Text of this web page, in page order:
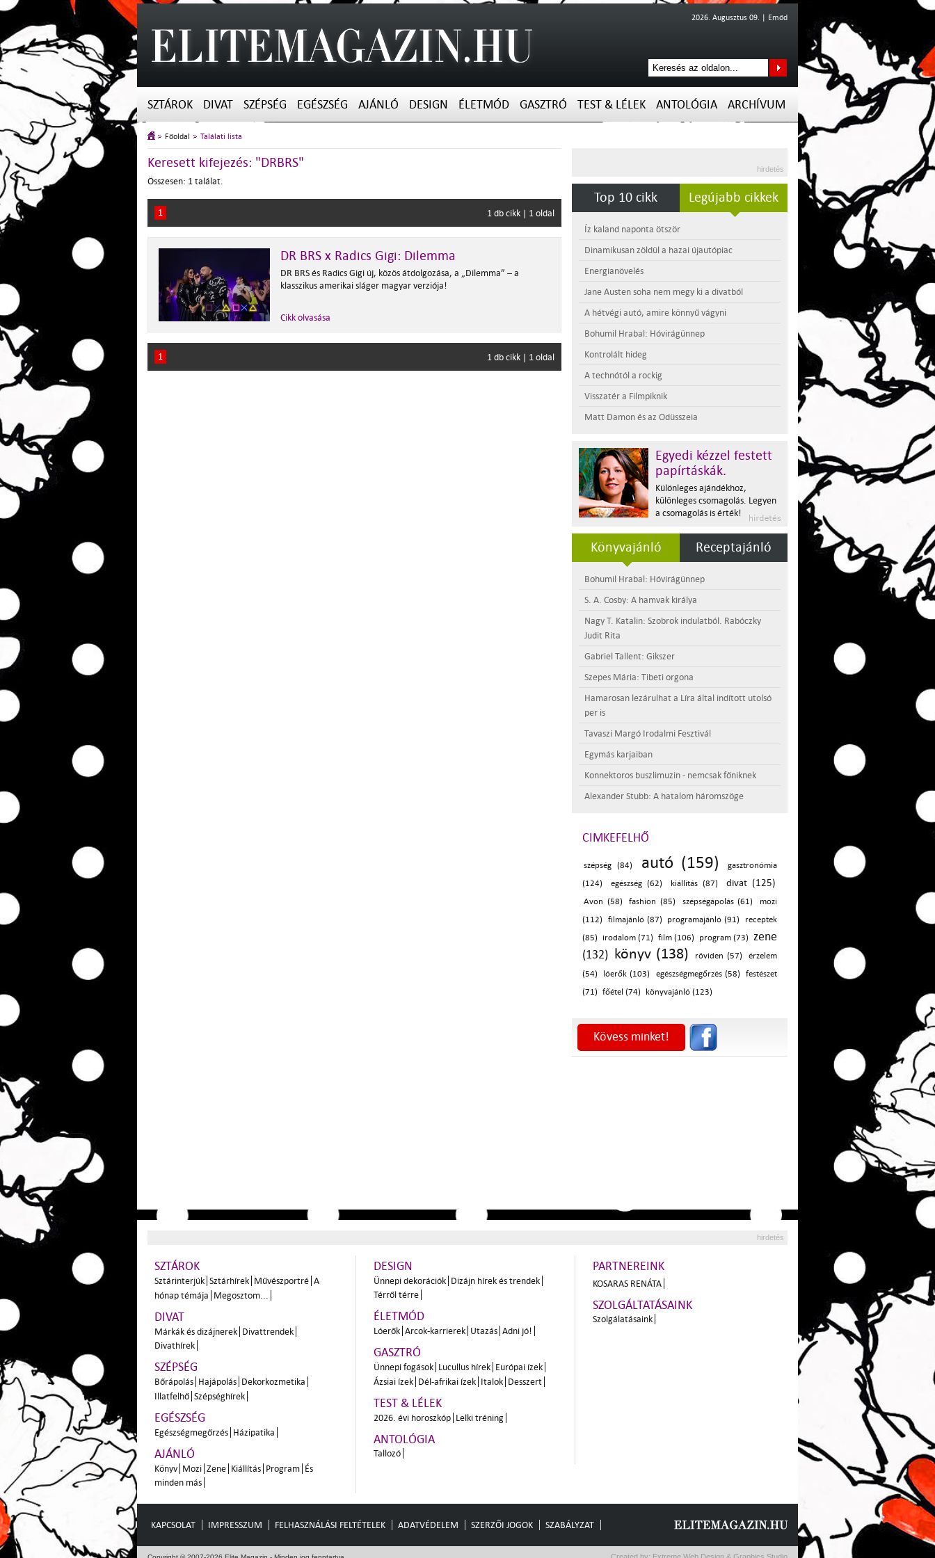
2026. Augusztus 09. | Emőd
SZTÁROK DIVAT SZÉPSÉG EGÉSZSÉG AJÁNLÓ DESIGN ÉLETMÓD GASZTRÓ TEST & LÉLEK ANTOLÓGIA ARCHÍVUM
Főoldal Találati lista
Keresett kifejezés: "DRBRS"
Összesen: 1 találat.
1 1 db cikk | 1 oldal
DR BRS x Radics Gigi: Dilemma
DR BRS és Radics Gigi új, közös átdolgozása, a „Dilemma” – a
klasszikus amerikai sláger magyar verziója!
Cikk olvasása
1 1 db cikk | 1 oldal
hirdetés
Top 10 cikk Legújabb cikkek
Íz kaland naponta ötször
Dinamikusan zöldül a hazai újautópiac
Energianövelés
Jane Austen soha nem megy ki a divatból
A hétvégi autó, amire könnyű vágyni
Bohumil Hrabal: Hóvirágünnep
Kontrolált hideg
A technótól a rockig
Visszatér a Filmpiknik
Matt Damon és az Odüsszeia
Egyedi kézzel festett
papírtáskák.
Különleges ajándékhoz,
különleges csomagolás. Legyen
a csomagolás is érték!
Könyvajánló Receptajánló
Bohumil Hrabal: Hóvirágünnep
S. A. Cosby: A hamvak királya
Nagy T. Katalin: Szobrok indulatból. Rabóczky
Judit Rita
Gabriel Tallent: Gikszer
Szepes Mária: Tibeti orgona
Hamarosan lezárulhat a Líra által indított utolsó
per is
Tavaszi Margó Irodalmi Fesztivál
Egymás karjaiban
Konnektoros buszlimuzin - nemcsak főniknek
Alexander Stubb: A hatalom háromszöge
CIMKEFELHŐ
szépség (84) autó (159)
gasztronómia
(124)
egészség (62) kiállítás (87) divat (125)
Avon (58) fashion (85) szépségápolás (61)
mozi
(112)
filmajánló (87) programajánló (91)
receptek
(85)
irodalom (71) film (106) program (73)
zene
(132) könyv (138) röviden (57)
érzelem
(54)
lóerők (103) egészségmegőrzés (58)
festészet
(71)
főétel (74) könyvajánló (123)
Kövess minket!
hirdetés
SZTÁROK
Sztárinterjúk Sztárhírek Művészportré A
hónap témája Megosztom...
DIVAT
Márkák és dizájnerek Divattrendek
Divathírek
SZÉPSÉG
Bőrápolás Hajápolás Dekorkozmetika
Illatfelhő Szépséghírek
EGÉSZSÉG
Egészségmegőrzés Házipatika
AJÁNLÓ
Könyv Mozi Zene Kiállítás Program És
minden más
DESIGN
Ünnepi dekorációk Dizájn hírek és trendek
Térről térre
ÉLETMÓD
Lóerők Arcok-karrierek Utazás Adni jó!
GASZTRÓ
Ünnepi fogások Lucullus hírek Európai ízek
Ázsiai ízek Dél-afrikai ízek Italok Desszert
TEST & LÉLEK
2026. évi horoszkóp Lelki tréning
ANTOLÓGIA
Tallozó
PARTNEREINK
KOSARAS RENÁTA
SZOLGÁLTATÁSAINK
Szolgálatásaink
KAPCSOLAT IMPRESSZUM FELHASZNÁLÁSI FELTÉTELEK ADATVÉDELEM SZERZŐI JOGOK SZABÁLYZAT